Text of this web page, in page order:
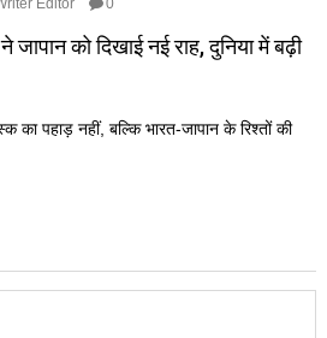
को दिखाई नई राह, दुनिया में बढ़ी
का पहाड़ नहीं, बल्कि भारत-जापान के रिश्तों की